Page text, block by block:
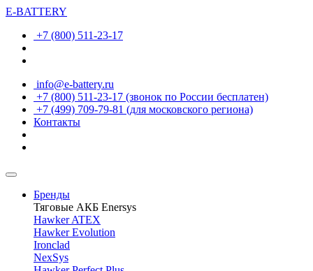
E-BATTERY
+7 (800) 511-23-17
info@e-battery.ru
+7 (800) 511-23-17 (звонок по России бесплатен)
+7 (499) 709-79-81 (для московского региона)
Контакты
Бренды
Тяговые АКБ Enersys
Hawker ATEX
Hawker Evolution
Ironclad
NexSys